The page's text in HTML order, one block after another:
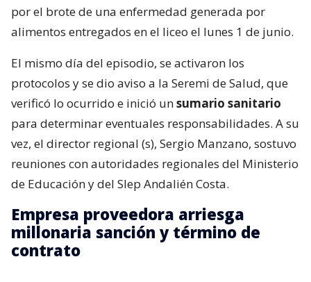
por el brote de una enfermedad generada por
alimentos entregados en el liceo el lunes 1 de junio.
El mismo día del episodio, se activaron los
protocolos y se dio aviso a la Seremi de Salud, que
verificó lo ocurrido e inició unsumario sanitario
para determinar eventuales responsabilidades. A su
vez, el director regional (s), Sergio Manzano, sostuvo
reuniones con autoridades regionales del Ministerio
de Educación y del Slep Andalién Costa.
Empresa proveedora arriesga
millonaria sanción y término de
contrato